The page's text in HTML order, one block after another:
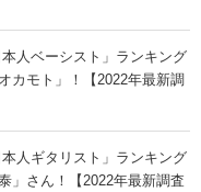
人ベーシスト」ランキング
カモト」！【2022年最新調
人ギタリスト」ランキング
さん！【2022年最新調査